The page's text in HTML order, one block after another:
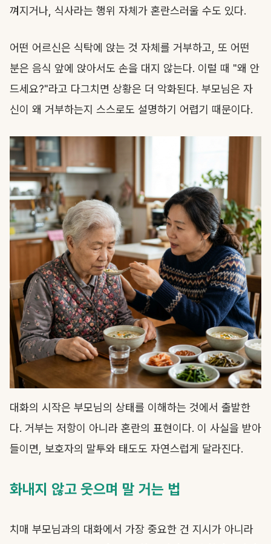
껴지거나, 식사라는 행위 자체가 혼란스러울 수도 있다.
어떤 어르신은 식탁에 앉는 것 자체를 거부하고, 또 어떤
분은 음식 앞에 앉아서도 손을 대지 않는다. 이럴 때 "왜 안
드세요?"라고 다그치면 상황은 더 악화된다. 부모님은 자
신이 왜 거부하는지 스스로도 설명하기 어렵기 때문이다.
대화의 시작은 부모님의 상태를 이해하는 것에서 출발한
다. 거부는 저항이 아니라 혼란의 표현이다. 이 사실을 받아
들이면, 보호자의 말투와 태도도 자연스럽게 달라진다.
화내지 않고 웃으며 말 거는 법
치매 부모님과의 대화에서 가장 중요한 건 지시가 아니라